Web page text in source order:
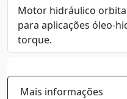
Motor hidráulico
para aplicações óleo-
torque.
Mais informações